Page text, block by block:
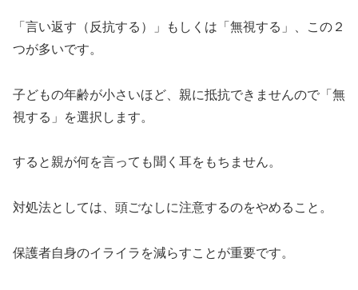
「言い返す（反抗する）」もしくは「無視する」、この２
つが多いです。
子どもの年齢が小さいほど、親に抵抗できませんので「無
視する」を選択します。
すると親が何を言っても聞く耳をもちません。
対処法としては、頭ごなしに注意するのをやめること。
保護者自身のイライラを減らすことが重要です。